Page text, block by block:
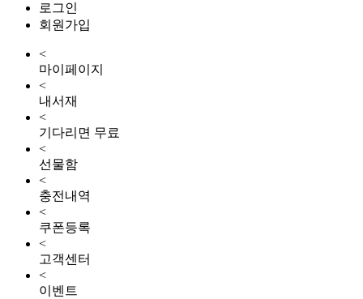
로그인
회원가입
<
마이페이지
<
내서재
<
기다리면 무료
<
선물함
<
충전내역
<
쿠폰등록
<
고객센터
<
이벤트